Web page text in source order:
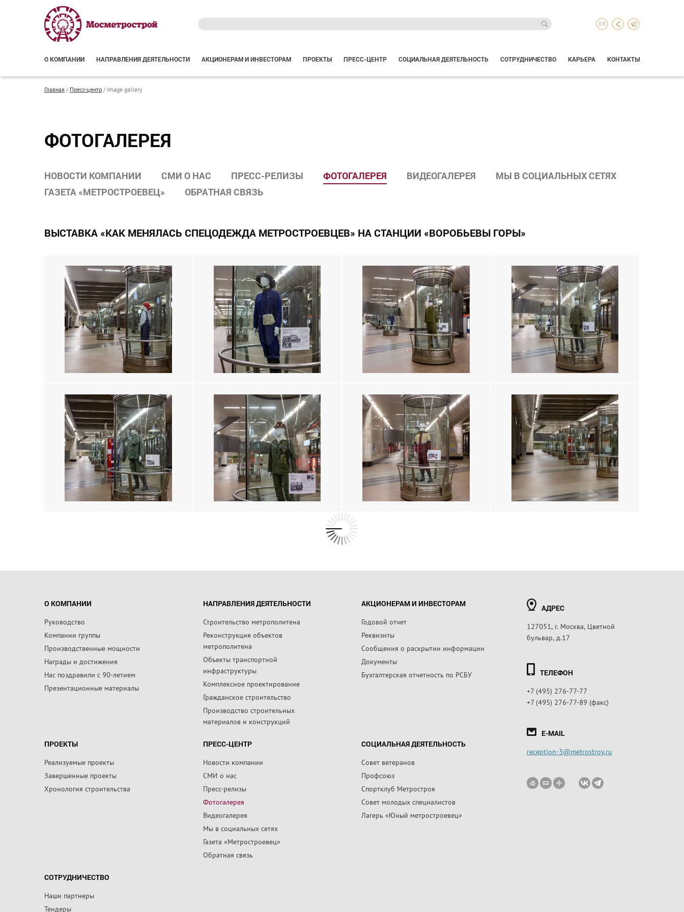
EN
О КОМПАНИИ НАПРАВЛЕНИЯ ДЕЯТЕЛЬНОСТИ АКЦИОНЕРАМ И ИНВЕСТОРАМ ПРОЕКТЫ ПРЕСС-ЦЕНТР СОЦИАЛЬНАЯ ДЕЯТЕЛЬНОСТЬ СОТРУДНИЧЕСТВО КАРЬЕРА КОНТАКТЫ
Главная / Пресс-центр /Image gallery
ФОТОГАЛЕРЕЯ
НОВОСТИ КОМПАНИИ СМИ О НАС ПРЕСС-РЕЛИЗЫ ФОТОГАЛЕРЕЯ ВИДЕОГАЛЕРЕЯ
МЫ В СОЦИАЛЬНЫХ СЕТЯХ
ГАЗЕТА «МЕТРОСТРОЕВЕЦ»
ОБРАТНАЯ СВЯЗЬ
ВЫСТАВКА «КАК МЕНЯЛАСЬ СПЕЦОДЕЖДА МЕТРОСТРОЕВЦЕВ» НА СТАНЦИИ «ВОРОБЬЕВЫ ГОРЫ»
О КОМПАНИИ
Руководство
Компании группы
Производственные мощности
Награды и достижения
Нас поздравили с 90-летием
Презентационные материалы
НАПРАВЛЕНИЯ ДЕЯТЕЛЬНОСТИ
Строительство метрополитена
Реконструкция объектов
метрополитена
Объекты транспортной
инфраструктуры
Комплексное проектирование
Гражданское строительство
Производство строительных
материалов и конструкций
АКЦИОНЕРАМ И ИНВЕСТОРАМ
Годовой отчет
Реквизиты
Сообщения о раскрытии информации
Документы
Бухгалтерская отчетность по РСБУ
ПРОЕКТЫ
Реализуемые проекты
Завершенные проекты
Хронология строительства
ПРЕСС-ЦЕНТР
Новости компании
СМИ о нас
Пресс-релизы
Фотогалерея
Видеогалерея
Мы в социальных сетях
Газета «Метростроевец»
Обратная связь
СОЦИАЛЬНАЯ ДЕЯТЕЛЬНОСТЬ
Совет ветеранов
Профсоюз
Спортклуб Метростроя
Совет молодых специалистов
Лагерь «Юный метростроевец»
СОТРУДНИЧЕСТВО
Наши партнеры
Тендеры
АДРЕС
127051, г. Москва, Цветной
бульвар, д.17
ТЕЛЕФОН
+7 (495) 276-77-77
+7 (495) 276-77-89 (факс)
E-MAIL
reception-3@metrostroy.ru